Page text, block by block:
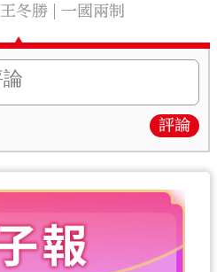
王冬勝 一國兩制
評論